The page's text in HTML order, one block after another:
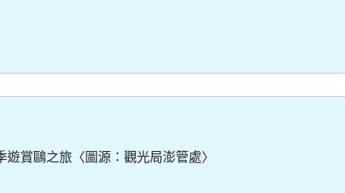
遊賞鷗之旅〈圖源：觀光局澎管處〉